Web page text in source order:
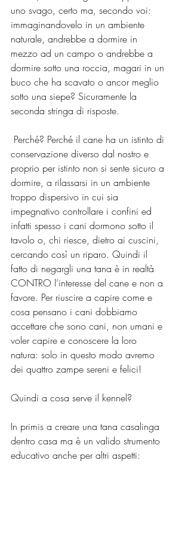
uno svago, certo ma, secondo voi:
immaginandovelo in un ambiente
naturale, andrebbe a dormire in
mezzo ad un campo o andrebbe a
dormire sotto una roccia, magari in un
buco che ha scavato o ancor meglio
sotto una siepe? Sicuramente la
seconda stringa di risposte.
conservazione diverso dal nostro e
proprio per istinto non si sente sicuro a
dormire, a rilassarsi in un ambiente
troppo dispersivo in cui sia
impegnativo controllare i confini ed
infatti spesso i cani dormono sotto il
tavolo o, chi riesce, dietro ai cuscini,
cercando così un riparo. Quindi il
fatto di negargli una tana è in realtà
CONTRO l’interesse del cane e non a
favore. Per riuscire a capire come e
cosa pensano i cani dobbiamo
accettare che sono cani, non umani e
voler capire e conoscere la loro
natura: solo in questo modo avremo
dei quattro zampe sereni e felici!
Quindi a cosa serve il kennel?
In primis a creare una tana casalinga
dentro casa ma è un valido strumento
educativo anche per altri aspetti: